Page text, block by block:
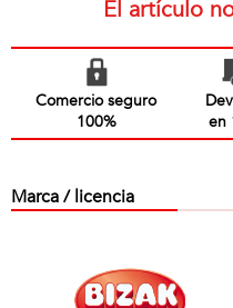
El artículo
Comercio seguro
100%
en
Marca / licencia